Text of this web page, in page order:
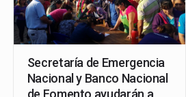
Secretaría de Emergencia
Nacional y Banco Nacional
de Fomento ayudarán a